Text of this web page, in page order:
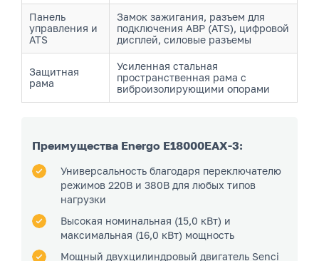
Панель
управления и
ATS
Замок зажигания, разъем для
подключения АВР (ATS), цифровой
дисплей, силовые разъемы
Защитная
рама
Усиленная стальная
пространственная рама с
виброизолирующими опорами
Преимущества Energo E18000EAX-3:
Универсальность благодаря переключателю
режимов 220В и 380В для любых типов
нагрузки
Высокая номинальная (15,0 кВт) и
максимальная (16,0 кВт) мощность
Мощный двухцилиндровый двигатель Senci